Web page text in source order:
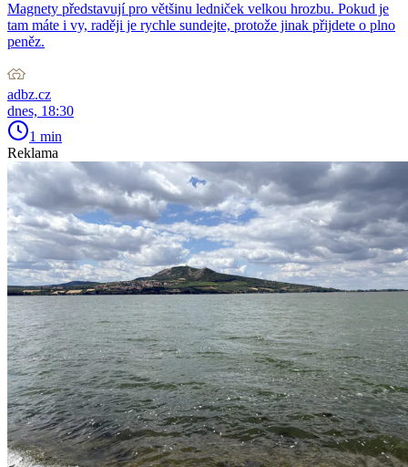
Magnety představují pro většinu ledniček velkou hrozbu. Pokud je
tam máte i vy, raději je rychle sundejte, protože jinak přijdete o plno
peněz.
adbz.cz
dnes, 18:30
1 min
Reklama